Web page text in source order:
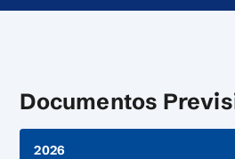
Documentos
2026